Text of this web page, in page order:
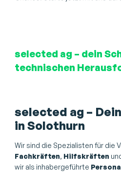
selected ag – dein
technischen
selected ag –
in Solothurn
Wir sind die Spezialisten für die
Fachkräften, Hilfskräften
wir als inhabergeführte